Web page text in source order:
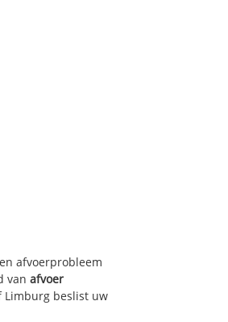
afvoerprobleem
van afvoer
beslist uw